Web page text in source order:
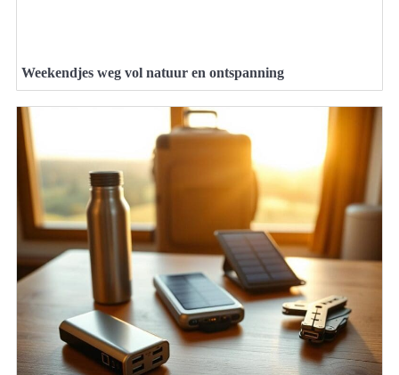
Weekendjes weg vol natuur en ontspanning